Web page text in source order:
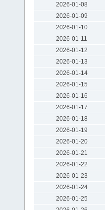
2026-01-08
2026-01-09
2026-01-10
2026-01-11
2026-01-12
2026-01-13
2026-01-14
2026-01-15
2026-01-16
2026-01-17
2026-01-18
2026-01-19
2026-01-20
2026-01-21
2026-01-22
2026-01-23
2026-01-24
2026-01-25